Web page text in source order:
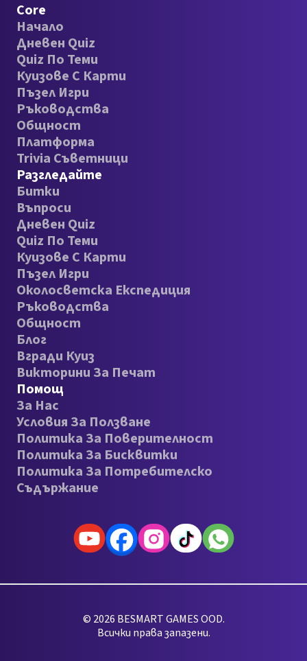
Core
Начало
Дневен Quiz
Quiz По Теми
Куизове С Карти
Пъзел Игри
Ръководства
Общност
Платформа
Trivia Съветници
Разгледайте
Битки
Въпроси
Дневен Quiz
Quiz По Теми
Куизове С Карти
Пъзел Игри
Околосветска Експедиция
Ръководства
Общност
Блог
Вгради Куиз
Викторини За Печат
Помощ
За Нас
Условия За Ползване
Политика За Поверителност
Политика За Бисквитки
Политика За Потребителско
Съдържание
© 2026 BESMART GAMES OOD.
Всички права запазени.